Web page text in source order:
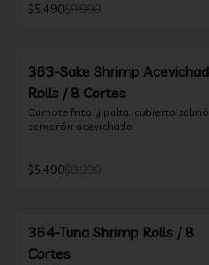
$5.490$9.990
363-Sake Shrimp
Rolls / 8 Cortes
Camote frito y palta, cubierto
camarón acevichado
$5.490$9.990
364-Tuna Shrimp Rolls / 8
Cortes